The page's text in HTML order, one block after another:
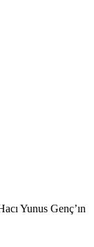
Yunus Genç’ın